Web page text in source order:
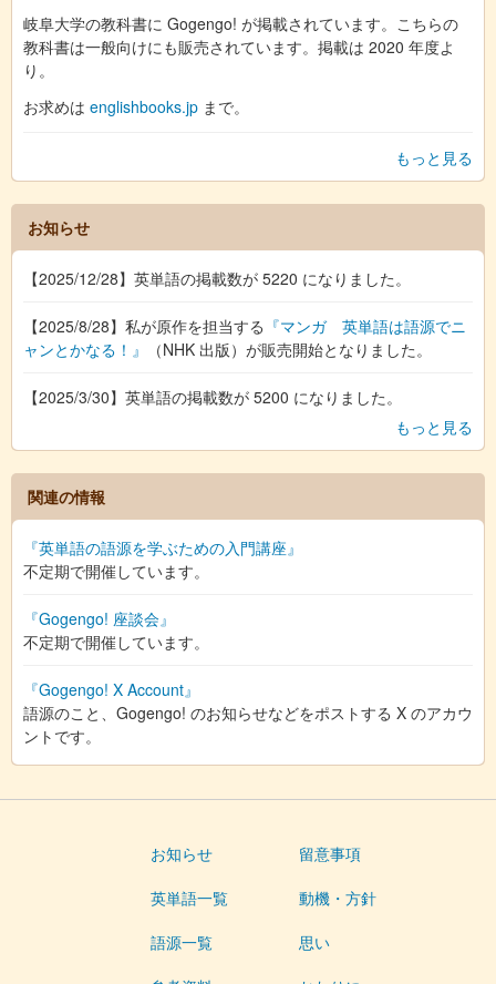
岐阜大学の教科書に Gogengo! が掲載されています。こちらの
教科書は一般向けにも販売されています。掲載は 2020 年度よ
り。
お求めは englishbooks.jp まで。
もっと見る
お知らせ
【2025/12/28】英単語の掲載数が 5220 になりました。
【2025/8/28】私が原作を担当する 『マンガ 英単語は語源でニ
ャンとかなる！』
（NHK 出版）が販売開始となりました。
【2025/3/30】英単語の掲載数が 5200 になりました。
もっと見る
関連の情報
『英単語の語源を学ぶための入門講座』
不定期で開催しています。
『Gogengo! 座談会』
不定期で開催しています。
『Gogengo! X Account』
語源のこと、Gogengo! のお知らせなどをポストする X のアカウ
ントです。
お知らせ
英単語一覧
語源一覧
留意事項
動機・方針
思い